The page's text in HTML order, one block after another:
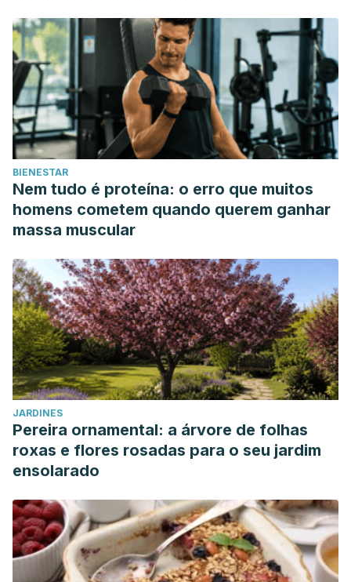
for-better-bones
American Heart Association. (2014). Alcohol and Heart
Health. https://www.heart.org/en/healthy-living/healthy-
eating/eat-smart/nutrition-basics/alcohol-and-heart-health
The Lancet. (2000). Effect of consumption of red wine,
spirits, and beer on serum homocysteine.
https://doi.org/10.1016/S0140-6736(00)02172-3
BIENESTAR
Nem tudo é proteína: o erro que muitos
homens cometem quando querem ganhar
massa muscular
JARDINES
Pereira ornamental: a árvore de folhas
roxas e flores rosadas para o seu jardim
ensolarado